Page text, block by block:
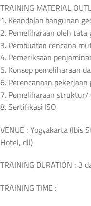
TRAINING MATERIAL
1. Keandalan bangunan
2. Pemeliharaan oleh tata
3. Pembuatan rencana
4. Pemeriksaan
5. Konsep pemeliharaan
6. Perencanaan
7. Pemeliharaan
8. Sertifikasi ISO
VENUE : Yogyakarta
Hotel, dll)
TRAINING DURATION : 3
TRAINING TIME :